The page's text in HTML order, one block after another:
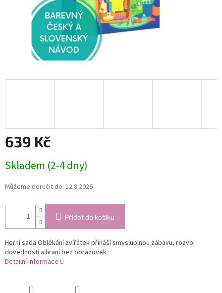
639 Kč
cena:
Skladem (2-4 dny)
Můžeme doručit do: 12.8.2026
Přidat do košíku
Herní sada Oblékání zvířátek přináší smysluplnou zábavu, rozvoj
dovedností a hraní bez obrazovek.
Detailní informace